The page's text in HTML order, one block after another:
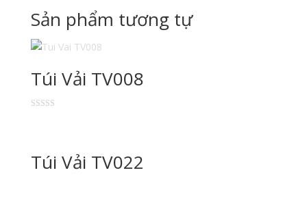
Sản phẩm tương tự
Túi Vải TV008
Túi Vải TV022